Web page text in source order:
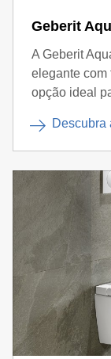
Geberit
A Geberit
elegante com
opção ideal
Descubra